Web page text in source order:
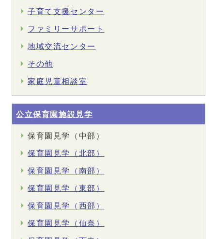
子育て支援センター
ファミリーサポート
地域交流センター
その他
家庭児童相談室
公立保育園施設見学
保育園見学（中部）
保育園見学（北部）
保育園見学（南部）
保育園見学（東部）
保育園見学（西部）
保育園見学（仙奈）